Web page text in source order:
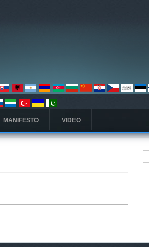
MANIFESTO VIDEO